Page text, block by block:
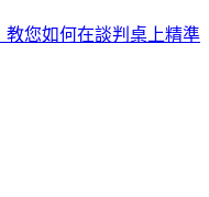
您如何在談判桌上精準